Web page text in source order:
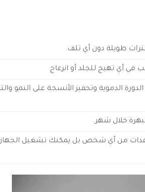
طويلة دون أي تلف.
أي تهيج للجلد أو انزعاج.
الدموية وتحفيز الأنسجة على النمو
خلال شهر.
من أي شخص بل يمكنك تشغيل الجهاز